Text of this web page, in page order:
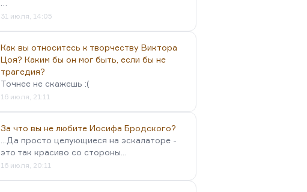
31 июля, 14:05
Как вы относитесь к творчеству Виктора
Цоя? Каким бы он мог быть, если бы не
трагедия?
Точнее не скажешь :(
16 июля, 21:11
За что вы не любите Иосифа Бродского?
...Да просто целующиеся на эскалаторе -
это так красиво со стороны...
16 июля, 20:11